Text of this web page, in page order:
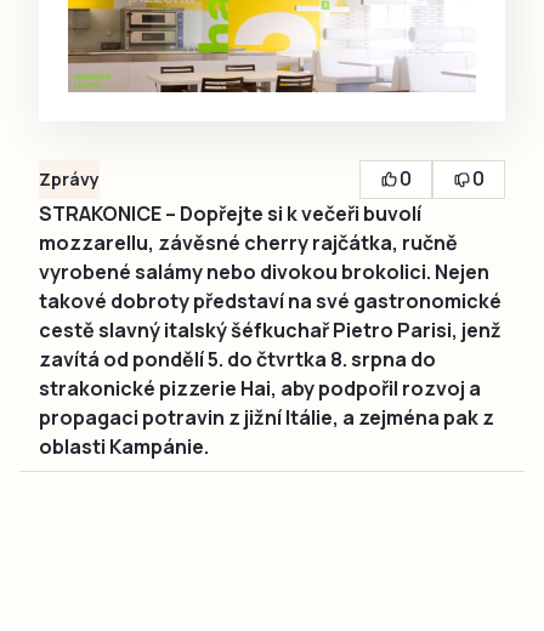
Zprávy 0
0
STRAKONICE – Dopřejte si k večeři buvolí
mozzarellu, závěsné cherry rajčátka, ručně
vyrobené salámy nebo divokou brokolici. Nejen
takové dobroty představí na své gastronomické
cestě slavný italský šéfkuchař Pietro Parisi, jenž
zavítá od pondělí 5. do čtvrtka 8. srpna do
strakonické pizzerie Hai, aby podpořil rozvoj a
propagaci potravin z jižní Itálie, a zejména pak z
oblasti Kampánie.